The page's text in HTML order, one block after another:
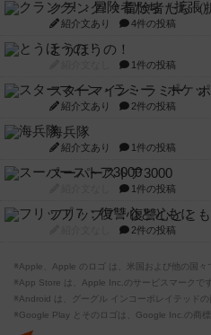
クランク! ：冒険者たち（
紹介文あり 4件の投稿
とうほうの！
1件の投稿
スターマイン・ラミー ポ
紹介文あり 2件の投稿
海兵隊
紹介文あり 1件の投稿
スーパーストア3000
1件の投稿
フリップ７：復讐心とと
2件の投稿
※Apple、Apple のロゴ は、米国および他の国々
※App Store は、Apple Inc.のサービスマークです
※Android は、グーグル インコーポレイテッドの
※Google Play とそのロゴは、Google Inc.の商標